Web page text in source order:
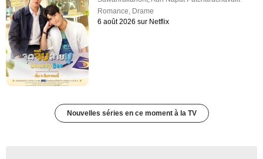
Romance, Drame
6 août 2026 sur Netflix
Nouvelles séries en ce moment à la TV